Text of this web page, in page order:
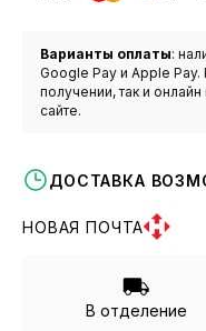
Варианты оплаты:
Google Pay и Apple Pay.
получении, так и
сайте.
ДОСТАВКА
НОВАЯ ПОЧТА
В отделение